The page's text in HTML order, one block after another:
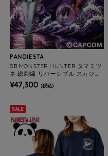
PANDIESTA
SB MONSTER HUNTER タマミツ
ネ 総刺繍 リバーシブル スカジャ
ン 公式ライセンス(536351 MEN
S/WOMENS)
¥47,300 (税込)
SALE